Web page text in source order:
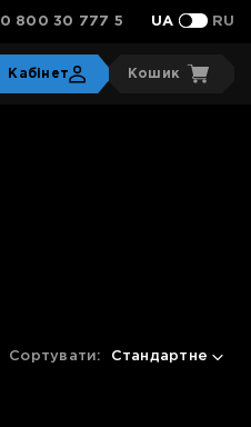
0 800 30 777 5 UA RU
Кабінет Кошик
Сортувати: Стандартне